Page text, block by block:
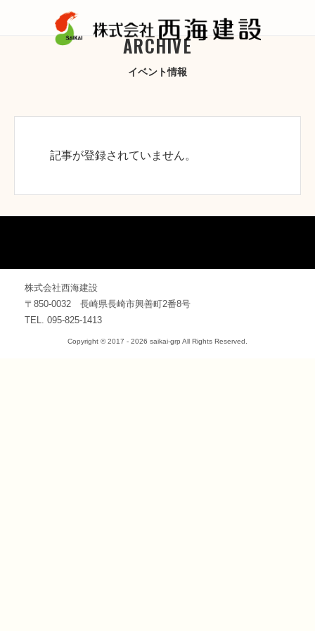
ARCHIVE
イベント情報
記事が登録されていません。
株式会社西海建設
〒850-0032 長崎県長崎市興善町2番8号
TEL. 095-825-1413
Copyright © 2017 - 2026 saikai-grp All Rights Reserved.